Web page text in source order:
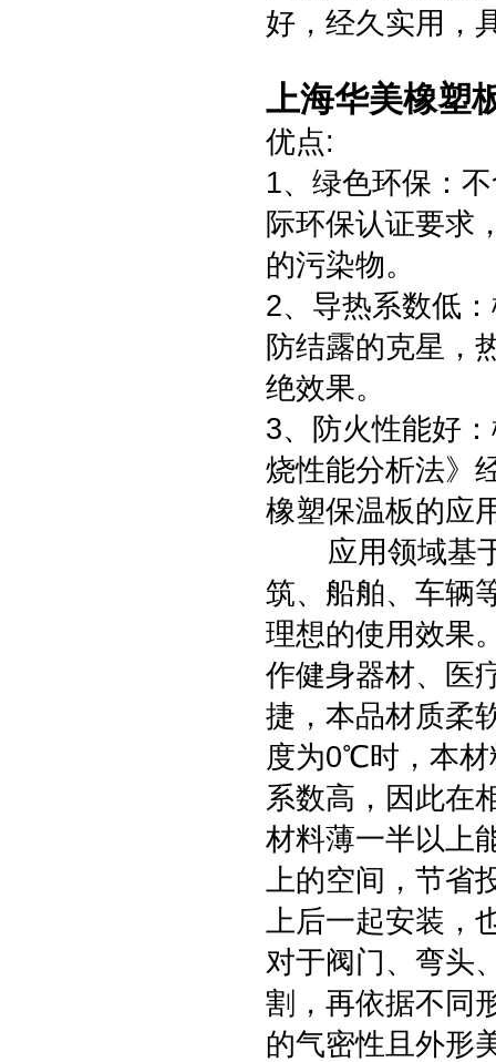
好，经久实用，
上海华美橡塑
优点:
1、绿色环保：
际环保认证要求
的污染物。
2、导热系数低
防结露的克星，
绝效果。
3、防火性能好
烧性能分析法》
橡塑保温板的应
应用领域基于
筑、船舶、车辆
理想的使用效果
作健身器材、医
捷，本品材质柔
度为0℃时，本材
系数高，因此在
材料薄一半以上
上的空间，节省
上后一起安装，
对于阀门、弯头
割，再依据不同
的气密性且外形